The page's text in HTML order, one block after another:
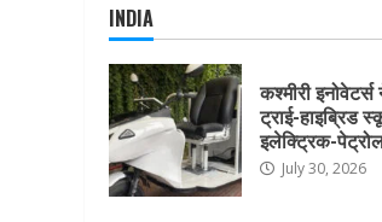
INDIA
कश्मीरी
ट्राई-हाइब्रिड
इलेक्ट्रिक-
July 30, 2026